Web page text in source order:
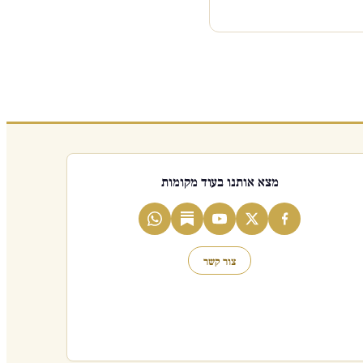
מצא אותנו בעוד מקומות
צור קשר